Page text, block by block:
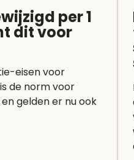
per 1
dit voor
eisen voor
de norm voor
gelden er nu ook